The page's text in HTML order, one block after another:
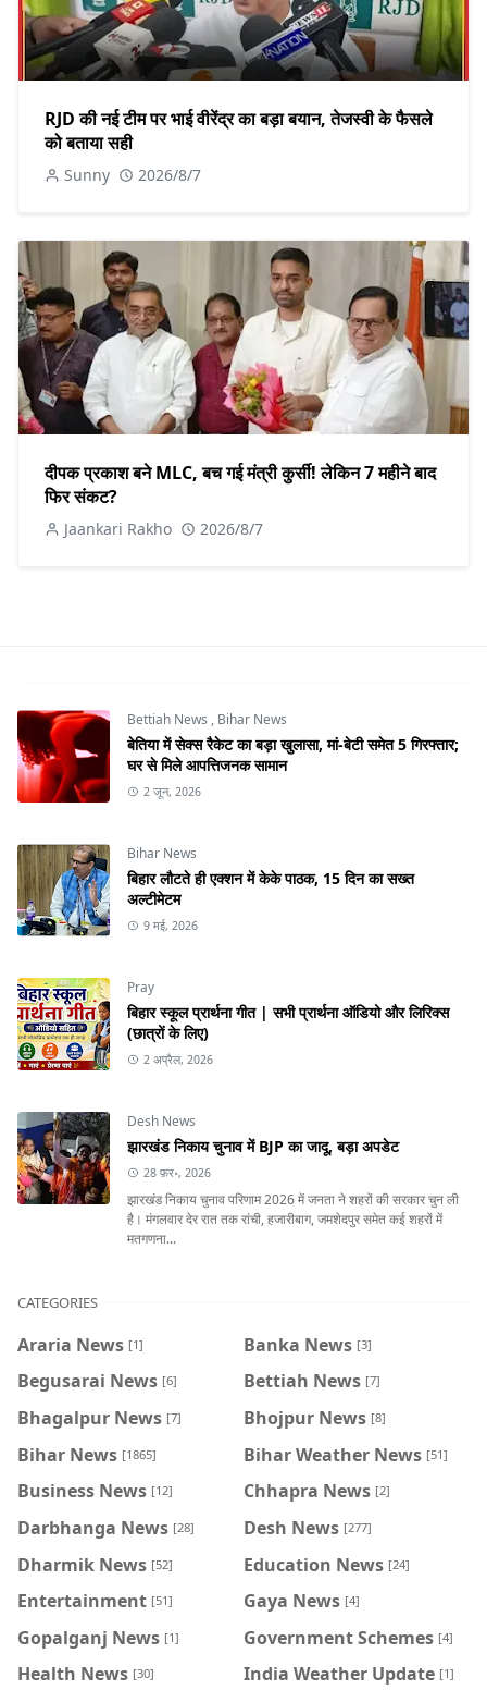
RJD की नई टीम पर भाई वीरेंद्र का बड़ा बयान, तेजस्वी के फैसले
को बताया सही
Sunny 2026/8/7
दीपक प्रकाश बने MLC, बच गई मंत्री कुर्सी! लेकिन 7 महीने बाद
फिर संकट?
Jaankari Rakho 2026/8/7
Bettiah News , Bihar News
बेतिया में सेक्स रैकेट का बड़ा खुलासा, मां-बेटी समेत 5 गिरफ्तार;
घर से मिले आपत्तिजनक सामान
2 जून, 2026
Bihar News
बिहार लौटते ही एक्शन में केके पाठक, 15 दिन का सख्त
अल्टीमेटम
9 मई, 2026
Pray
बिहार स्कूल प्रार्थना गीत | सभी प्रार्थना ऑडियो और लिरिक्स
(छात्रों के लिए)
2 अप्रैल, 2026
Desh News
झारखंड निकाय चुनाव में BJP का जादू, बड़ा अपडेट
28 फ़र॰, 2026
झारखंड निकाय चुनाव परिणाम 2026 में जनता ने शहरों की सरकार चुन ली
है। मंगलवार देर रात तक रांची, हजारीबाग, जमशेदपुर समेत कई शहरों में
मतगणना...
CATEGORIES
Araria News [1] Banka News [3]
Begusarai News [6] Bettiah News [7]
Bhagalpur News [7] Bhojpur News [8]
Bihar News [1865] Bihar Weather News [51]
Business News [12] Chhapra News [2]
Darbhanga News [28] Desh News [277]
Dharmik News [52] Education News [24]
Entertainment [51] Gaya News [4]
Gopalganj News [1] Government Schemes [4]
Health News [30] India Weather Update [1]